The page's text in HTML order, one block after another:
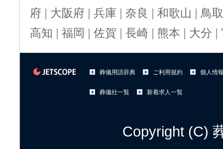
府 | 大阪府 | 兵庫 | 奈良 | 和歌山 | 鳥取
高知 | 福岡 | 佐賀 | 長崎 | 熊本 | 大分 |
葬儀用語辞典 ご利用規約 個人情
葬儀社一覧 新着求人一覧
Copyright (C)